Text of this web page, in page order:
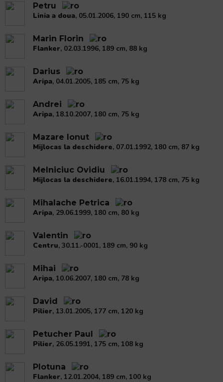
Petru
Linia a doua, 05.01.2006, 190 cm, 115 kg
Marin Florin
Flanker, 02.03.1996, 189 cm, 88 kg
Darius
Aripa, 04.01.2005, 185 cm, 75 kg
Andrei
Aripa, 18.10.2007, 180 cm, 75 kg
Mazare Ionut
Mijlocas la deschidere, 07.01.1992, 180 cm, 87 kg
Melniciuc Ovidiu
Mijlocas la deschidere, 16.01.1994, 178 cm, 75 kg
Mihalache Petrica
Aripa, 29.06.1999, 180 cm, 80 kg
Valentin
Centru, 30.11.-0001, 189 cm, 90 kg
Mihai
Aripa, 10.06.2007, 180 cm, 78 kg
David
Pilier, 13.01.2005, 177 cm, 120 kg
Petucher Paul
Pilier, 26.05.1991, 175 cm, 108 kg
Plotuna
Flanker, 12.01.2004, 189 cm, 100 kg